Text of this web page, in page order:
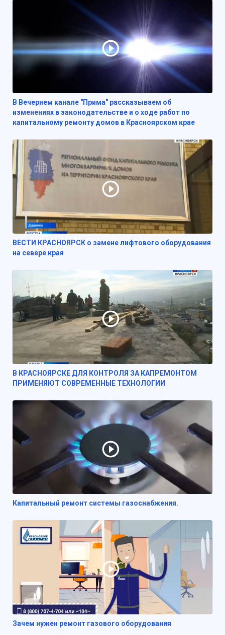
В Вечернем канале "Прима" рассказываем об
изменениях в законодательстве и о ходе работ по
капитальному ремонту домов в Красноярском крае
ВЕСТИ КРАСНОЯРСК о замене лифтового оборудования
на севере края
В КРАСНОЯРСКЕ ДЛЯ КОНТРОЛЯ ЗА КАПРЕМОНТОМ
ПРИМЕНЯЮТ СОВРЕМЕННЫЕ ТЕХНОЛОГИИ
Капитальный ремонт системы газоснабжения.
Зачем нужен ремонт газового оборудования